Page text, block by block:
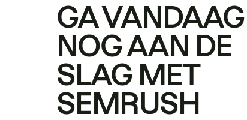
GA VANDAAG
NOG AAN DE
SLAG MET
SEMRUSH